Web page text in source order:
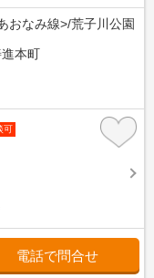
おなみ線>/荒子川公園
本町
可
電話で問合せ